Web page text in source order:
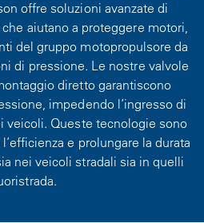
offre soluzioni avanzate di
aiutano a proteggere motori,
del gruppo motopropulsore da
di pressione. Le nostre valvole
diretto garantiscono
impedendo l’ingresso di
veicoli. Queste tecnologie sono
e prolungare la durata
nei veicoli stradali sia in quelli